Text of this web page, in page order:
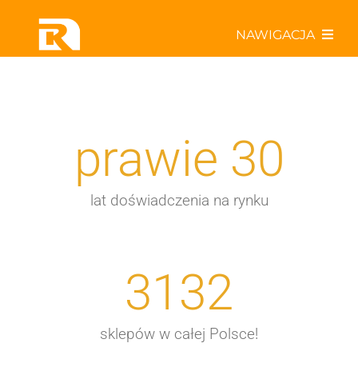
zawartości
NAWIGACJA
Odkryj najlepsze oferty!
Specjały kulinarne
ActiveR – drużyna z pasją!
prawie 30
lat doświadczenia na rynku
3132
sklepów w całej Polsce!